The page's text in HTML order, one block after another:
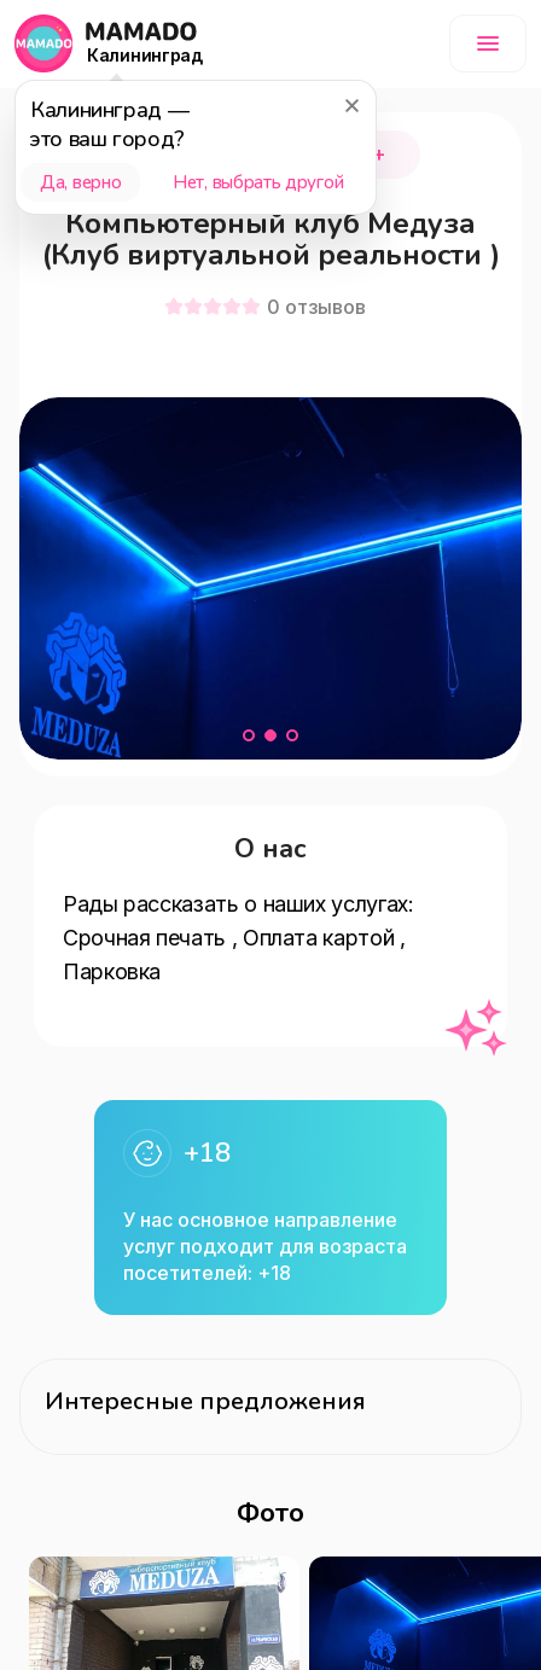
Калининград
Калининград —
это ваш город?
Да, верно Нет, выбрать другой
Калининград 18+
Компьютерный клуб Медуза
(Клуб виртуальной реальности )
0 отзывов
О нас
Рады рассказать о наших услугах:
Срочная печать , Оплата картой ,
Парковка
+18
У нас основное направление
услуг подходит для возраста
посетителей: +18
Интересные предложения
Фото